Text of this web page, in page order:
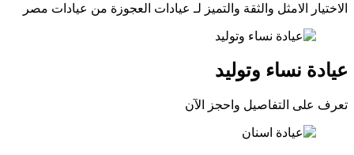
الاختيار الامثل والثقة والتميز لـ عيادات العجوزة من عيادات مصر
عيادة نساء وتوليد
تعرف على التفاصيل واحجز الآن